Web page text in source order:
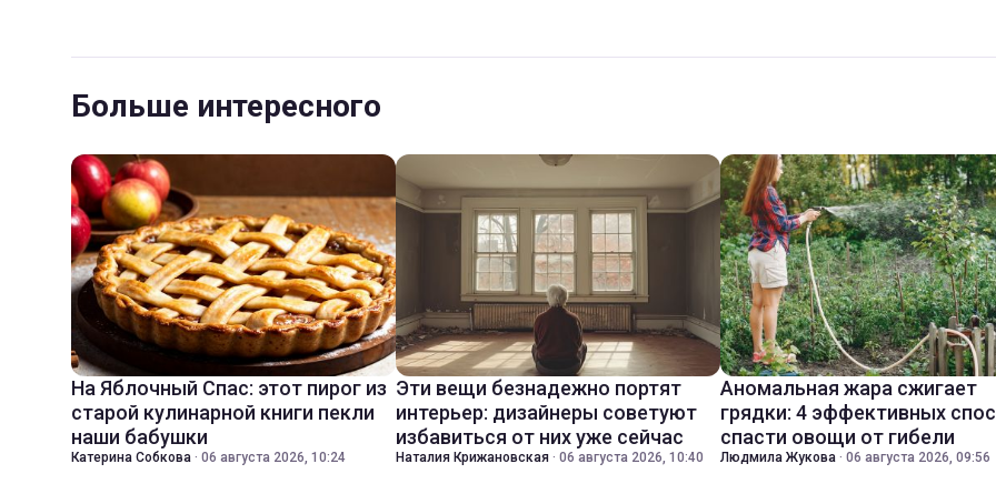
Больше интересного
На Яблочный Спас: этот пирог из
старой кулинарной книги пекли
наши бабушки
Катерина Собкова · 06 августа 2026, 10:24
Эти вещи безнадежно портят
интерьер: дизайнеры советуют
избавиться от них уже сейчас
Наталия Крижановская · 06 августа 2026, 10:40
Аномальная жара сжигает
грядки: 4 эффективных
спасти овощи от гибели
Людмила Жукова · 06 августа 2026, 09:56